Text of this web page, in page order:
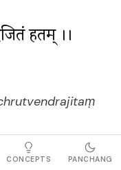
हतम् ।।
CONCEPTS PANCHANG